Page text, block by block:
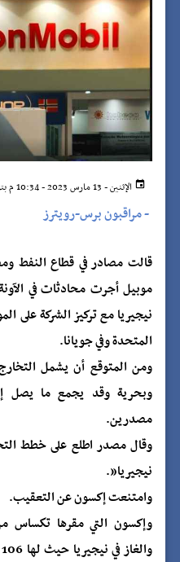
الإثنين - 13 مارس 2023 - 10:34 م بتوقيت عدن
-مراقبون برس-رويترز
قالت مصادر في قطاع النفط
موبيل أجرت محادثات في
نيجيريا مع تركيز الشركة على
المتحدة وفي جويانا.
ومن المتوقع أن يشمل
وبحرية وقد يجمع ما يصل
مصدرين.
وقال مصدر اطلع على خطط
نيجيريا”.
وامتنعت إكسون عن التعقيب.
وإكسون التي مقرها تكساس